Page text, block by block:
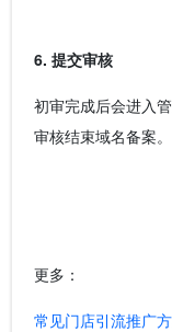
6. 提交审核
初审完成后会进入
审核结束域名备案。
更多：
常见门店引流推广